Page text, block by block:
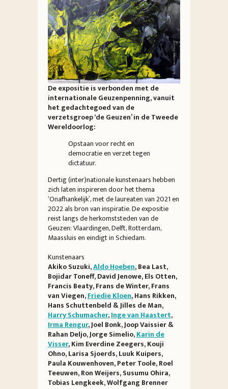
De expositie is verbonden met de
internationale Geuzenpenning, vanuit
het gedachtegoed van de
verzetsgroep ‘de Geuzen’ in de Tweede
Wereldoorlog:
Opstaan voor recht en
democratie en verzet tegen
dictatuur.
Dertig (inter)nationale kunstenaars hebben
zich laten inspireren door het thema
‘Onafhankelijk’, met de laureaten van 2021 en
2022 als bron van inspiratie. De expositie
reist langs de herkomststeden van de
Geuzen: Vlaardingen, Delft, Rotterdam,
Maassluis en eindigt in Schiedam.
Kunstenaars
Akiko Suzuki,Aldo Hoeben, Bea Last,
Bojidar Toneff, David Jenowe, Els Otten,
Francis Beaty, Frans de Winter, Frans
van Viegen,Friedie Kloen, Hans Rikken,
Hans Schuttenbeld & Jilles de Man,
Harry Schumacher,Inge van Haastert,
Irma Rengur, Joel Bonk, Joop Vaissier &
Rahan Deljo, Jorge Simelio,Karin de
Visser, Kim Everdine Zeegers, Kouji
Ohno, Larisa Sjoerds, Luuk Kuipers,
Paula Kouwenhoven, Peter Toole, Roel
Teeuwen, Ron Weijers, Susumu Ohira,
Tobias Lengkeek, Wolfgang Brenner